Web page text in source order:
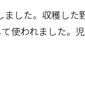
した。収穫した
使われました。